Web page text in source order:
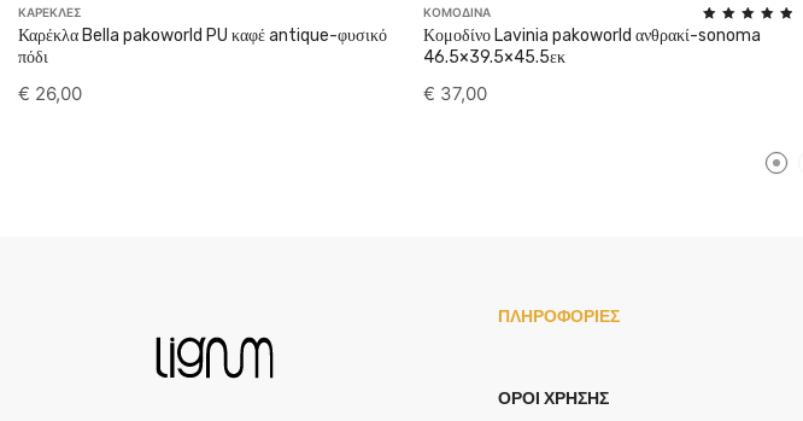
ΚΑΡΕΚΛΕΣ
Καρέκλα Bella pakoworld PU καφέ antique-φυσικό
πόδι
€ 26,00
ΚΟΜΟΔΙΝΑ
Rated
5.00
Κομοδίνο Lavinia pakoworld ανθρακί-sonoma
46.5×39.5×45.5εκ
€ 37,00
ΠΛΗΡΟΦΟΡΙΕΣ
ΌΡΟΙ ΧΡΉΣΗΣ